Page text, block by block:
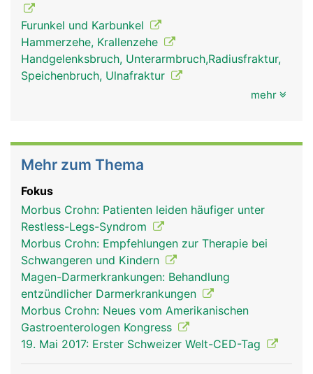
Furunkel und Karbunkel
Hammerzehe, Krallenzehe
Handgelenksbruch, Unterarmbruch,Radiusfraktur,
Speichenbruch, Ulnafraktur
mehr
Mehr zum Thema
Fokus
Morbus Crohn: Patienten leiden häufiger unter
Restless-Legs-Syndrom
Morbus Crohn: Empfehlungen zur Therapie bei
Schwangeren und Kindern
Magen-Darmerkrankungen: Behandlung
entzündlicher Darmerkrankungen
Morbus Crohn: Neues vom Amerikanischen
Gastroenterologen Kongress
19. Mai 2017: Erster Schweizer Welt-CED-Tag